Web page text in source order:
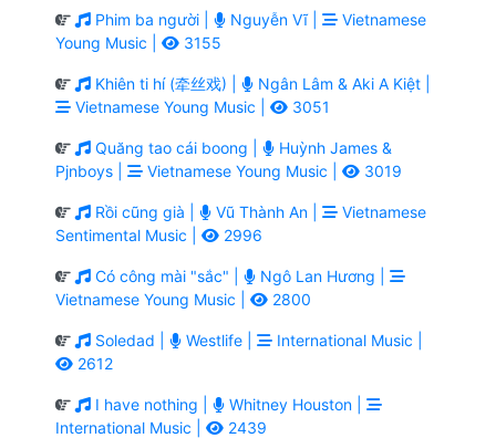
Phim ba người | Nguyễn Vĩ |
Vietnamese
Young Music |
3155
Khiên ti hí (牵丝戏) |
Ngân Lâm & Aki A Kiệt |
Vietnamese Young Music |
3051
Quăng tao cái boong |
Huỳnh James &
Pjnboys |
Vietnamese Young Music | 3019
Rồi cũng già | Vũ Thành An |
Vietnamese
Sentimental Music |
2996
Có công mài "sắc" |
Ngô Lan Hương |
Vietnamese Young Music |
2800
Soledad | Westlife |
International Music |
2612
I have nothing |
Whitney Houston |
International Music |
2439